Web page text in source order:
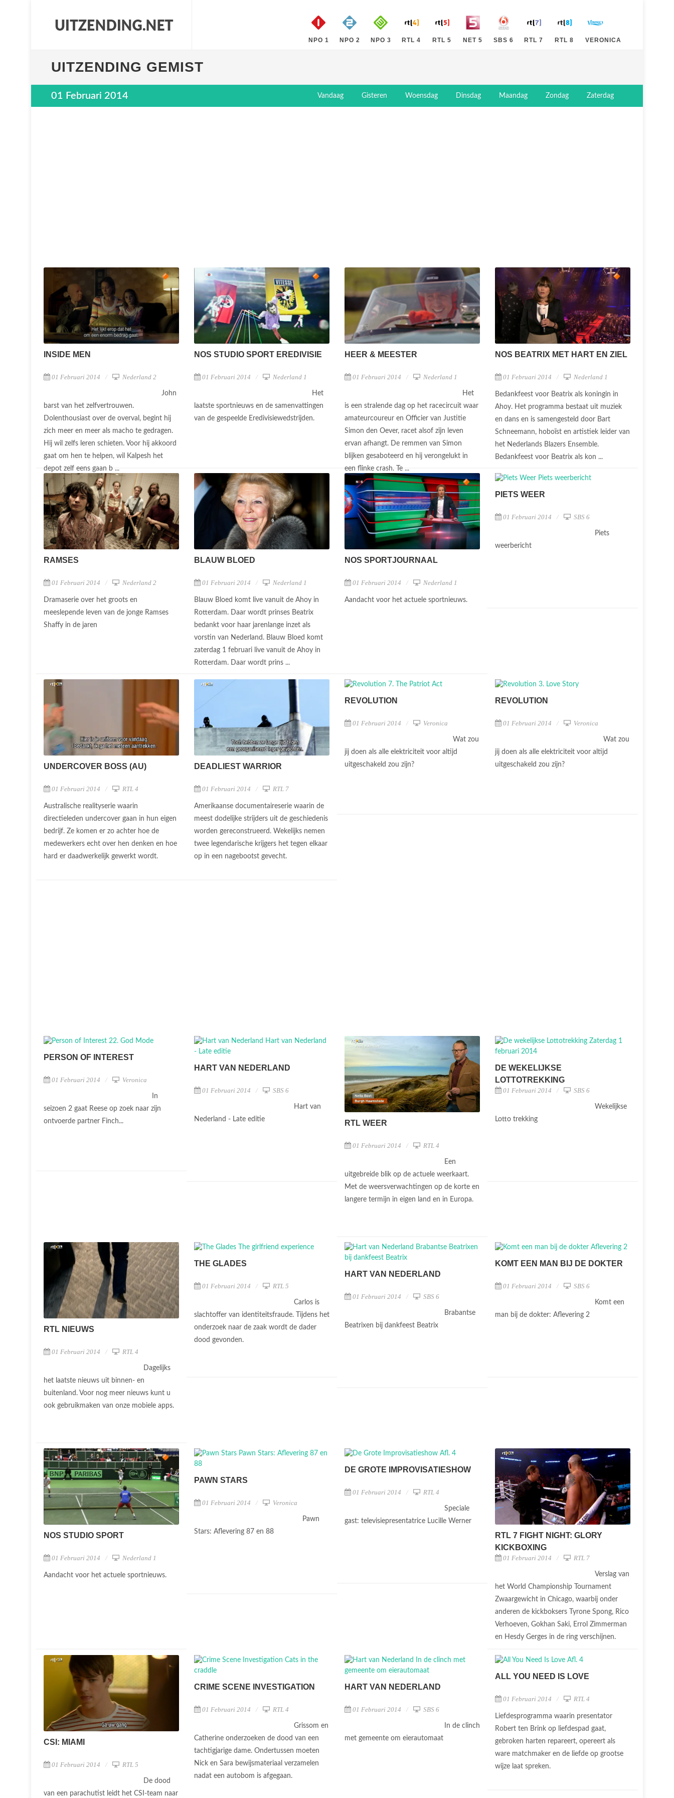
NPO 1 NPO 2 NPO 3 RTL 4 RTL 5 NET 5 SBS 6 RTL 7 RTL 8 VERONICA
UITZENDING GEMIST
01 Februari 2014 Vandaag Gisteren Woensdag Dinsdag Maandag Zondag Zaterdag
INSIDE MEN
01 Februari 2014 Nederland 2
John
barst van het zelfvertrouwen.
Dolenthousiast over de overval, begint hij
zich meer en meer als macho te gedragen.
Hij wil zelfs leren schieten. Voor hij akkoord
gaat om hen te helpen, wil Kalpesh het
depot zelf eens gaan b ...
NOS STUDIO SPORT EREDIVISIE
01 Februari 2014 Nederland 1
Het
laatste sportnieuws en de samenvattingen
van de gespeelde Eredivisiewedstrijden.
HEER & MEESTER
01 Februari 2014 Nederland 1
Het
is een stralende dag op het racecircuit waar
amateurcoureur en Officier van Justitie
Simon den Oever, racet alsof zijn leven
ervan afhangt. De remmen van Simon
blijken gesaboteerd en hij verongelukt in
een flinke crash. Te ...
NOS BEATRIX MET HART EN ZIEL
01 Februari 2014 Nederland 1
Bedankfeest voor Beatrix als koningin in
Ahoy. Het programma bestaat uit muziek
en dans en is samengesteld door Bart
Schneemann, hoboïst en artistiek leider van
het Nederlands Blazers Ensemble.
Bedankfeest voor Beatrix als kon ...
RAMSES
01 Februari 2014 Nederland 2
Dramaserie over het groots en
meeslepende leven van de jonge Ramses
Shaffy in de jaren
BLAUW BLOED
01 Februari 2014 Nederland 1
Blauw Bloed komt live vanuit de Ahoy in
Rotterdam. Daar wordt prinses Beatrix
bedankt voor haar jarenlange inzet als
vorstin van Nederland. Blauw Bloed komt
zaterdag 1 februari live vanuit de Ahoy in
Rotterdam. Daar wordt prins ...
NOS SPORTJOURNAAL
01 Februari 2014 Nederland 1
Aandacht voor het actuele sportnieuws.
PIETS WEER
01 Februari 2014 SBS 6
Piets
weerbericht
UNDERCOVER BOSS (AU)
01 Februari 2014 RTL 4
Australische realityserie waarin
directieleden undercover gaan in hun eigen
bedrijf. Ze komen er zo achter hoe de
medewerkers echt over hen denken en hoe
hard er daadwerkelijk gewerkt wordt.
DEADLIEST WARRIOR
01 Februari 2014 RTL 7
Amerikaanse documentaireserie waarin de
meest dodelijke strijders uit de geschiedenis
worden gereconstrueerd. Wekelijks nemen
twee legendarische krijgers het tegen elkaar
op in een nagebootst gevecht.
REVOLUTION
01 Februari 2014 Veronica
Wat zou
jij doen als alle elektriciteit voor altijd
uitgeschakeld zou zijn?
REVOLUTION
01 Februari 2014 Veronica
Wat zou
jij doen als alle elektriciteit voor altijd
uitgeschakeld zou zijn?
PERSON OF INTEREST
01 Februari 2014 Veronica
In
seizoen 2 gaat Reese op zoek naar zijn
ontvoerde partner Finch...
HART VAN NEDERLAND
01 Februari 2014 SBS 6
Hart van
Nederland - Late editie
RTL WEER
01 Februari 2014 RTL 4
Een
uitgebreide blik op de actuele weerkaart.
Met de weersverwachtingen op de korte en
langere termijn in eigen land en in Europa.
DE WEKELIJKSE
LOTTOTREKKING
01 Februari 2014 SBS 6
Wekelijkse
Lotto trekking
RTL NIEUWS
01 Februari 2014 RTL 4
Dagelijks
het laatste nieuws uit binnen- en
buitenland. Voor nog meer nieuws kunt u
ook gebruikmaken van onze mobiele apps.
THE GLADES
01 Februari 2014 RTL 5
Carlos is
slachtoffer van identiteitsfraude. Tijdens het
onderzoek naar de zaak wordt de dader
dood gevonden.
HART VAN NEDERLAND
01 Februari 2014 SBS 6
Brabantse
Beatrixen bij dankfeest Beatrix
KOMT EEN MAN BIJ DE DOKTER
01 Februari 2014 SBS 6
Komt een
man bij de dokter: Aflevering 2
NOS STUDIO SPORT
01 Februari 2014 Nederland 1
Aandacht voor het actuele sportnieuws.
PAWN STARS
01 Februari 2014 Veronica
Pawn
Stars: Aflevering 87 en 88
DE GROTE IMPROVISATIESHOW
01 Februari 2014 RTL 4
Speciale
gast: televisiepresentatrice Lucille Werner
RTL 7 FIGHT NIGHT: GLORY
KICKBOXING
01 Februari 2014 RTL 7
Verslag van
het World Championship Tournament
Zwaargewicht in Chicago, waarbij onder
anderen de kickboksers Tyrone Spong, Rico
Verhoeven, Gokhan Saki, Errol Zimmerman
en Hesdy Gerges in de ring verschijnen.
CSI: MIAMI
01 Februari 2014 RTL 5
De dood
van een parachutist leidt het CSI-team naar
CRIME SCENE INVESTIGATION
01 Februari 2014 RTL 4
Grissom en
Catherine onderzoeken de dood van een
tachtigjarige dame. Ondertussen moeten
Nick en Sara bewijsmateriaal verzamelen
nadat een autobom is afgegaan.
HART VAN NEDERLAND
01 Februari 2014 SBS 6
In de clinch
met gemeente om eierautomaat
ALL YOU NEED IS LOVE
01 Februari 2014 RTL 4
Liefdesprogramma waarin presentator
Robert ten Brink op liefdespad gaat,
gebroken harten repareert, opereert als
ware matchmaker en de liefde op grootse
wijze laat spreken.